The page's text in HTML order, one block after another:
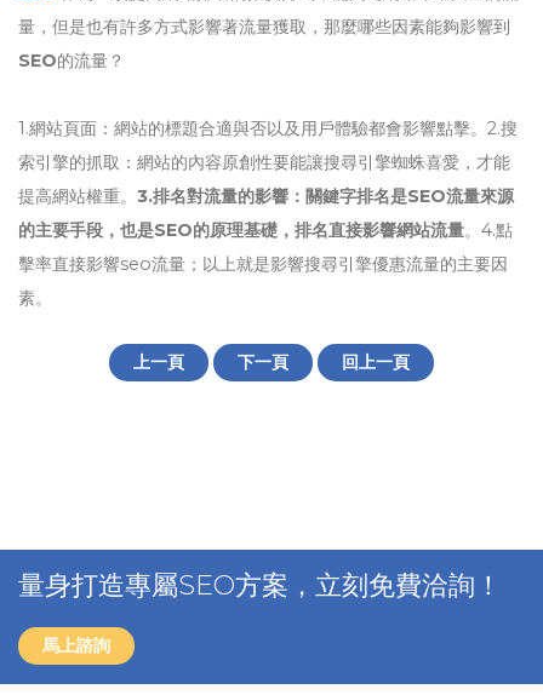
量，但是也有許多方式影響著流量獲取，那麼哪些因素能夠影響到
SEO的流量？
1.網站頁面：網站的標題合適與否以及用戶體驗都會影響點擊。2.搜
索引擎的抓取：網站的內容原創性要能讓搜尋引擎蜘蛛喜愛，才能
提高網站權重。 3.排名對流量的影響：關鍵字排名是SEO流量來源
的主要手段，也是SEO的原理基礎，排名直接影響網站流量。4.點
擊率直接影響seo流量；以上就是影響搜尋引擎優惠流量的主要因
素。
上一頁 下一頁 回上一頁
量身打造專屬SEO方案，立刻免費洽詢！
馬上諮詢